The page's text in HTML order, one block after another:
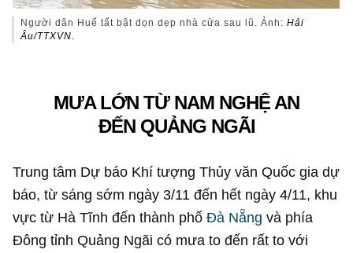
Người dân Huế tất bật dọn dẹp nhà cửa sau lũ. Ảnh:Hải
Âu/TTXVN.
MƯA LỚN TỪ NAM NGHỆ AN
ĐẾN QUẢNG NGÃI
Trung tâm Dự báo Khí tượng Thủy văn Quốc gia dự
báo, từ sáng sớm ngày 3/11 đến hết ngày 4/11, khu
vực từ Hà Tĩnh đến thành phốĐà Nẵng và phía
Đông tỉnh Quảng Ngãi có mưa to đến rất to với